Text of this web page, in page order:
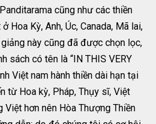
cũng như các thiền
Hoa Kỳ, Anh, Úc, Canada, Mã lai,
này cũng đã được chọn lọc,
sách có tên là “IN THIS VERY
Việt nam hành thiền dài hạn tại
từ Hoa kỳ, Pháp, Thụy sĩ, Việt
hơn nên Hòa Thượng Thiền